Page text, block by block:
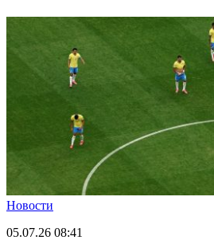
Новости
05.07.26 08:41